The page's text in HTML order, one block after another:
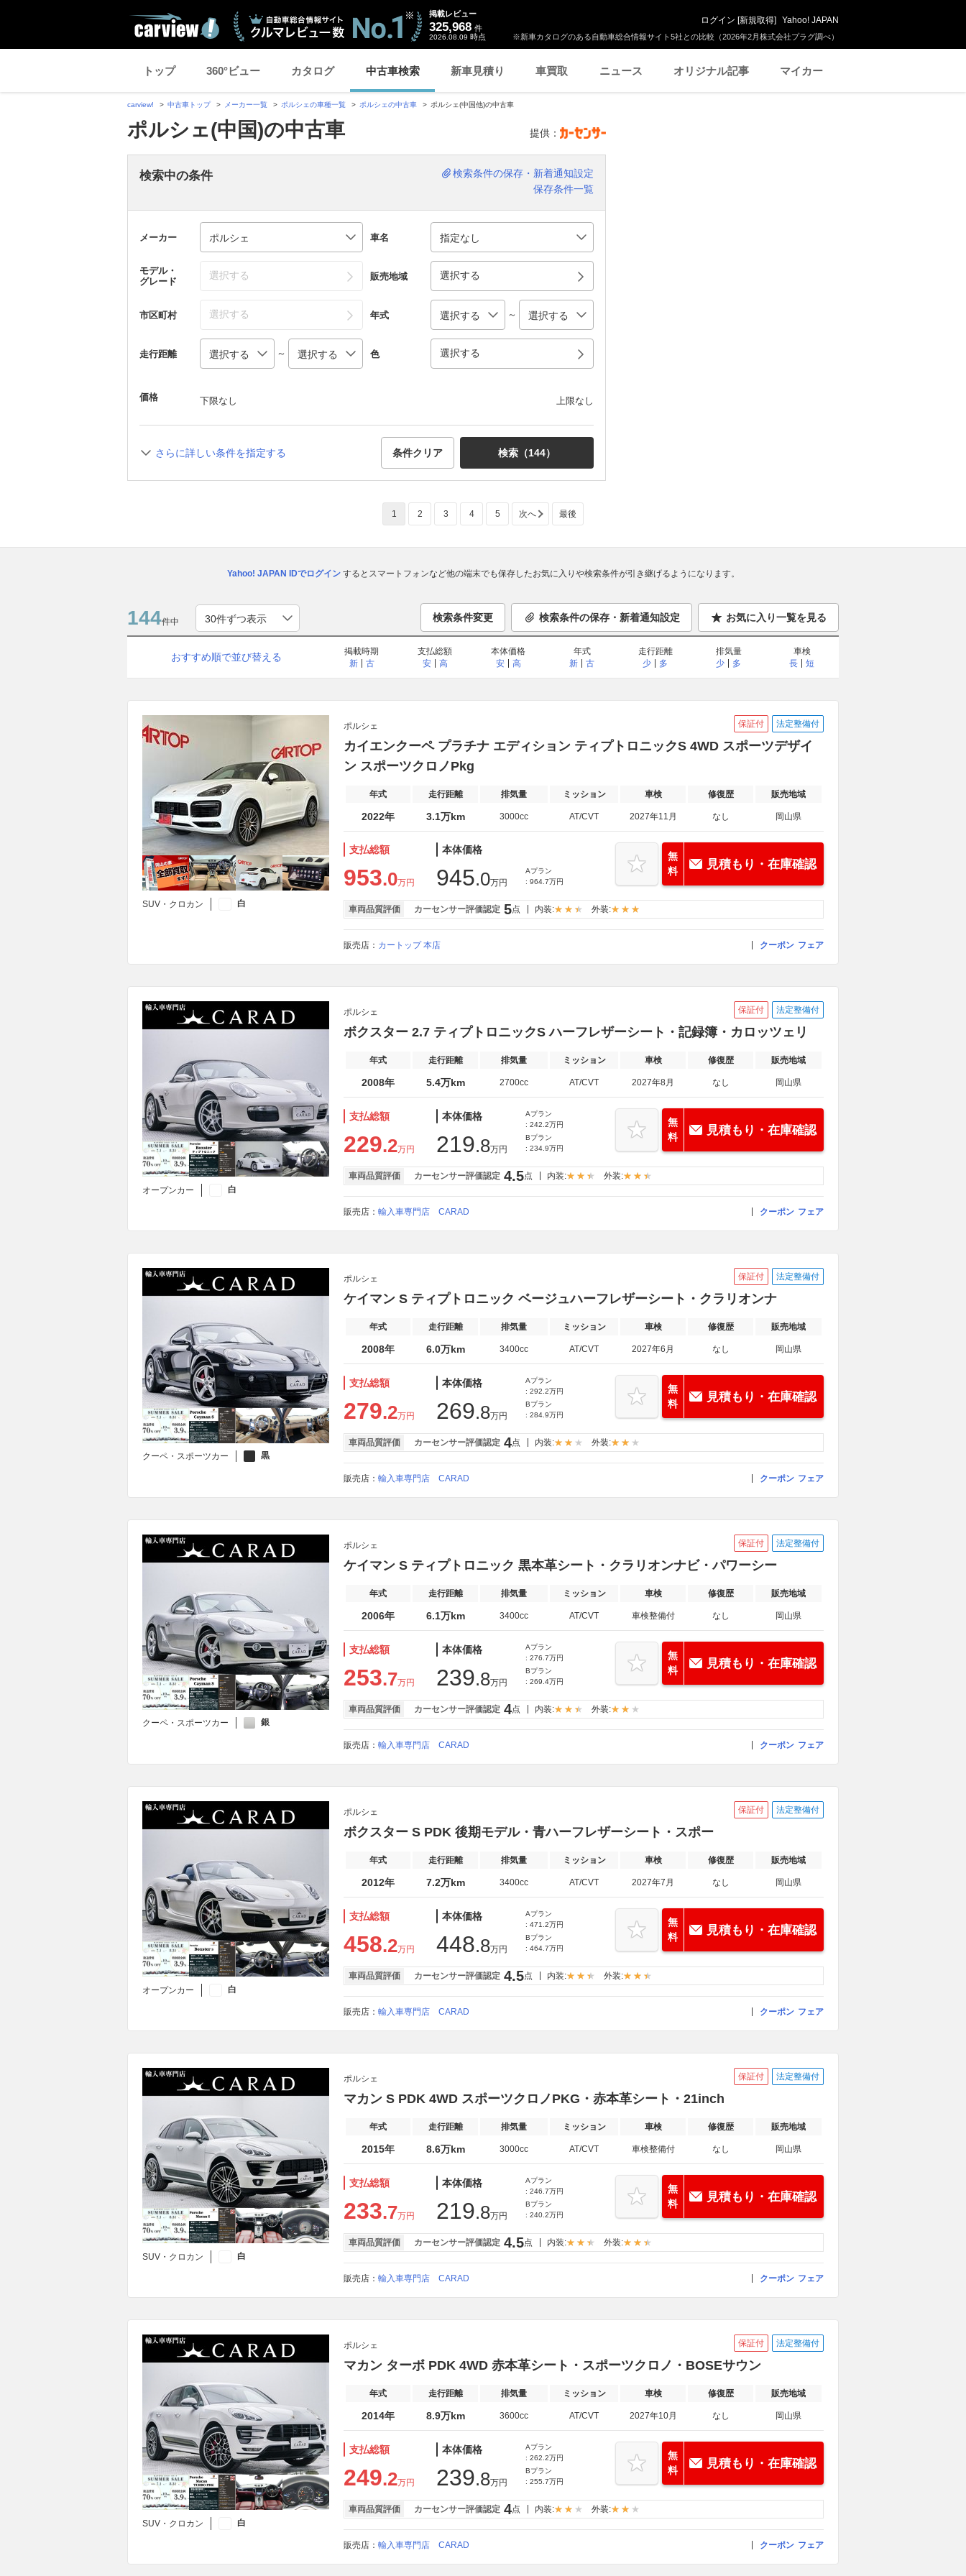
※新車カタログのある自動車総合情報サイト5社との比較（2026年2月株式会社プラグ調べ）
掲載レビュー
325,968 件
2026.08.09 時点
ログイン [新規取得] Yahoo! JAPAN
トップ 360°ビュー カタログ 中古車検索 新車見積り 車買取 ニュース オリジナル記事 マイカー
carview! 中古車トップ メーカー一覧 ポルシェの車種一覧 ポルシェの中古車 ポルシェ(中国他)の中古車
ポルシェ(中国)の中古車 提供：
検索中の条件
検索条件の保存・新着通知設定
保存条件一覧
メーカー 車名
モデル・
グレード
選択する 販売地域 選択する
市区町村 選択する 年式 ～
走行距離 ～ 色 選択する
価格 下限なし 上限なし
さらに詳しい条件を指定する 条件クリア 検索（144）
1 2 3 4 5 次へ 最後
Yahoo! JAPAN IDでログインするとスマートフォンなど他の端末でも保存したお気に入りや検索条件が引き継げるようになります。
144件中 検索条件変更 検索条件の保存・新着通知設定 お気に入り一覧を見る
おすすめ順で並び替える
掲載時期
新
古
支払総額
安
高
本体価格
安
高
年式
新
古
走行距離
少
多
排気量
少
多
車検
長
短
SUV・クロカン 白
ポルシェ 保証付 法定整備付
カイエンクーペ プラチナ エディション ティプトロニックS 4WD スポーツデザイ
ン スポーツクロノPkg
年式 走行距離 排気量 ミッション 車検 修復歴 販売地域
2022年 3.1万km 3000cc AT/CVT 2027年11月 なし 岡山県
支払総額
953.0万円
本体価格
945.0万円
Aプラン
: 964.7万円
無
料
見積もり・在庫確認
車両品質評価 カーセンサー評価認定 5点 内装: 外装:
販売店： カートップ 本店 クーポン フェア
オープンカー 白
ポルシェ 保証付 法定整備付
ボクスター 2.7 ティプトロニックS ハーフレザーシート・記録簿・カロッツェリ
年式 走行距離 排気量 ミッション 車検 修復歴 販売地域
2008年 5.4万km 2700cc AT/CVT 2027年8月 なし 岡山県
支払総額
229.2万円
本体価格
219.8万円
Aプラン
: 242.2万円
Bプラン
: 234.9万円
無
料
見積もり・在庫確認
車両品質評価 カーセンサー評価認定 4.5点 内装: 外装:
販売店： 輸入車専門店 CARAD クーポン フェア
クーペ・スポーツカー 黒
ポルシェ 保証付 法定整備付
ケイマン S ティプトロニック ベージュハーフレザーシート・クラリオンナ
年式 走行距離 排気量 ミッション 車検 修復歴 販売地域
2008年 6.0万km 3400cc AT/CVT 2027年6月 なし 岡山県
支払総額
279.2万円
本体価格
269.8万円
Aプラン
: 292.2万円
Bプラン
: 284.9万円
無
料
見積もり・在庫確認
車両品質評価 カーセンサー評価認定 4点 内装: 外装:
販売店： 輸入車専門店 CARAD クーポン フェア
クーペ・スポーツカー 銀
ポルシェ 保証付 法定整備付
ケイマン S ティプトロニック 黒本革シート・クラリオンナビ・パワーシー
年式 走行距離 排気量 ミッション 車検 修復歴 販売地域
2006年 6.1万km 3400cc AT/CVT 車検整備付 なし 岡山県
支払総額
253.7万円
本体価格
239.8万円
Aプラン
: 276.7万円
Bプラン
: 269.4万円
無
料
見積もり・在庫確認
車両品質評価 カーセンサー評価認定 4点 内装: 外装:
販売店： 輸入車専門店 CARAD クーポン フェア
オープンカー 白
ポルシェ 保証付 法定整備付
ボクスター S PDK 後期モデル・青ハーフレザーシート・スポー
年式 走行距離 排気量 ミッション 車検 修復歴 販売地域
2012年 7.2万km 3400cc AT/CVT 2027年7月 なし 岡山県
支払総額
458.2万円
本体価格
448.8万円
Aプラン
: 471.2万円
Bプラン
: 464.7万円
無
料
見積もり・在庫確認
車両品質評価 カーセンサー評価認定 4.5点 内装: 外装:
販売店： 輸入車専門店 CARAD クーポン フェア
SUV・クロカン 白
ポルシェ 保証付 法定整備付
マカン S PDK 4WD スポーツクロノPKG・赤本革シート・21inch
年式 走行距離 排気量 ミッション 車検 修復歴 販売地域
2015年 8.6万km 3000cc AT/CVT 車検整備付 なし 岡山県
支払総額
233.7万円
本体価格
219.8万円
Aプラン
: 246.7万円
Bプラン
: 240.2万円
無
料
見積もり・在庫確認
車両品質評価 カーセンサー評価認定 4.5点 内装: 外装:
販売店： 輸入車専門店 CARAD クーポン フェア
SUV・クロカン 白
ポルシェ 保証付 法定整備付
マカン ターボ PDK 4WD 赤本革シート・スポーツクロノ・BOSEサウン
年式 走行距離 排気量 ミッション 車検 修復歴 販売地域
2014年 8.9万km 3600cc AT/CVT 2027年10月 なし 岡山県
支払総額
249.2万円
本体価格
239.8万円
Aプラン
: 262.2万円
Bプラン
: 255.7万円
無
料
見積もり・在庫確認
車両品質評価 カーセンサー評価認定 4点 内装: 外装:
販売店： 輸入車専門店 CARAD クーポン フェア